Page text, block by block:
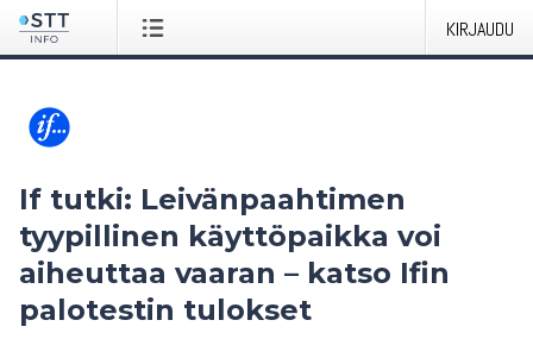
KIRJAUDU
If tutki: Leivänpaahtimen
tyypillinen käyttöpaikka voi
aiheuttaa vaaran – katso Ifin
palotestin tulokset